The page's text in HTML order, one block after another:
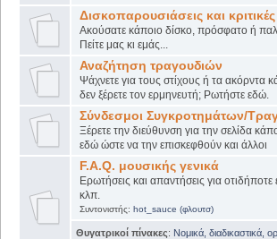
Δισκοπαρουσιάσεις και κριτικές
Ακούσατε κάποιο δίσκο, πρόσφατο ή
Πείτε μας κι εμάς...
Αναζήτηση τραγουδιών
Ψάχνετε για τους στίχους ή τα ακόρντα
δεν ξέρετε τον ερμηνευτή; Ρωτήστε εδώ.
Σύνδεσμοι Συγκροτημάτων/
Ξέρετε την διεύθυνση για την σελίδα
εδώ ώστε να την επισκεφθούν και άλλοι
F.A.Q. μουσικής γενικά
Ερωτήσεις και απαντήσεις για
κλπ.
Συντονιστής: hot_sauce (φλουτσ)
Θυγατρικοί πίνακες: Νομικά, διαδικαστικά,